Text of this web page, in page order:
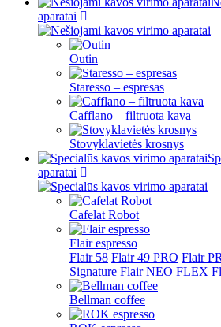
aparatai
Outin
Staresso – espresas
Cafflano – filtruota kava
Stovyklavietės krosnys
aparatai
Cafelat Robot
Flair espresso
Flair 58 Flair 49 PRO Flair
Signature Flair NEO FLEX
Bellman coffee